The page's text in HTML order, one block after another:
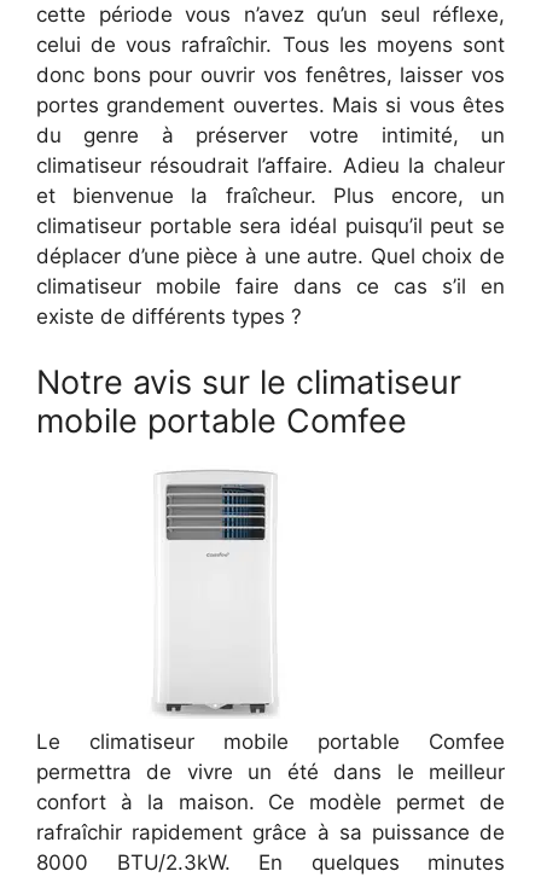
cette période vous n’avez qu’un seul réflexe,
celui de vous rafraîchir. Tous les moyens sont
donc bons pour ouvrir vos fenêtres, laisser vos
portes grandement ouvertes. Mais si vous êtes
du genre à préserver votre intimité, un
climatiseur résoudrait l’affaire. Adieu la chaleur
et bienvenue la fraîcheur. Plus encore, un
climatiseur portable sera idéal puisqu’il peut se
déplacer d’une pièce à une autre. Quel choix de
climatiseur mobile faire dans ce cas s’il en
existe de différents types ?
Notre avis sur le climatiseur
mobile portable Comfee
Le climatiseur mobile portable Comfee
permettra de vivre un été dans le meilleur
confort à la maison. Ce modèle permet de
rafraîchir rapidement grâce à sa puissance de
8000 BTU/2.3kW. En quelques minutes